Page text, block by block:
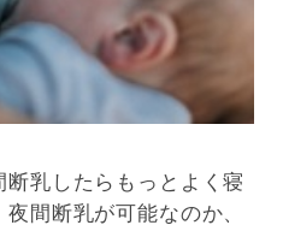
乳したらもっとよく寝
間断乳が可能なのか、